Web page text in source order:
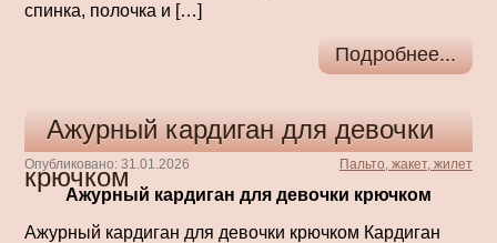
спинка, полочка и […]
Подробнее...
Ажурный кардиган для девочки
крючком
Опубликовано: 31.01.2026 Пальто, жакет, жилет
Ажурный кардиган для девочки крючком
Ажурный кардиган для девочки крючком Кардиган